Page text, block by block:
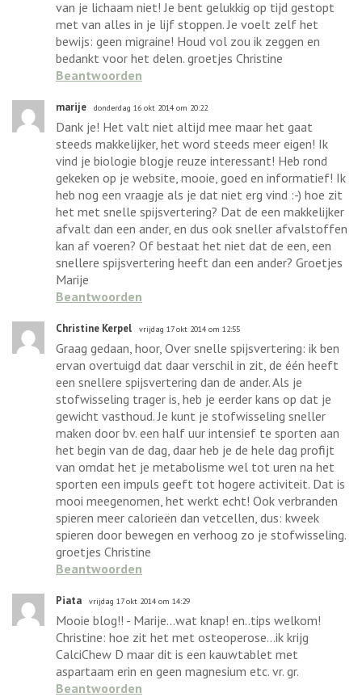
van je lichaam niet! Je bent gelukkig op tijd gestopt
met van alles in je lijf stoppen. Je voelt zelf het
bewijs: geen migraine! Houd vol zou ik zeggen en
bedankt voor het delen. groetjes Christine
Beantwoorden
marije donderdag 16 okt 2014 om 20:22
Dank je! Het valt niet altijd mee maar het gaat
steeds makkelijker, het word steeds meer eigen! Ik
vind je biologie blogje reuze interessant! Heb rond
gekeken op je website, mooie, goed en informatief! Ik
heb nog een vraagje als je dat niet erg vind :-) hoe zit
het met snelle spijsvertering? Dat de een makkelijker
afvalt dan een ander, en dus ook sneller afvalstoffen
kan af voeren? Of bestaat het niet dat de een, een
snellere spijsvertering heeft dan een ander? Groetjes
Marije
Beantwoorden
Christine Kerpel vrijdag 17 okt 2014 om 12:55
Graag gedaan, hoor, Over snelle spijsvertering: ik ben
ervan overtuigd dat daar verschil in zit, de één heeft
een snellere spijsvertering dan de ander. Als je
stofwisseling trager is, heb je eerder kans op dat je
gewicht vasthoud. Je kunt je stofwisseling sneller
maken door bv. een half uur intensief te sporten aan
het begin van de dag, daar heb je de hele dag profijt
van omdat het je metabolisme wel tot uren na het
sporten een impuls geeft tot hogere activiteit. Dat is
mooi meegenomen, het werkt echt! Ook verbranden
spieren meer calorieën dan vetcellen, dus: kweek
spieren door bewegen en verhoog zo je stofwisseling.
groetjes Christine
Beantwoorden
Piata vrijdag 17 okt 2014 om 14:29
Mooie blog!! - Marije...wat knap! en..tips welkom!
Christine: hoe zit het met osteoperose...ik krijg
CalciChew D maar dit is een kauwtablet met
aspartaam erin en geen magnesium etc. vr. gr.
Beantwoorden